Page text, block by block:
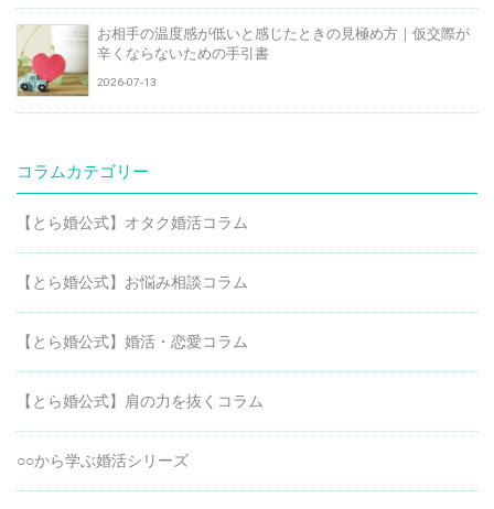
お相手の温度感が低いと感じたときの見極め方｜仮交際が
辛くならないための手引書
2026-07-13
コラムカテゴリー
【とら婚公式】オタク婚活コラム
【とら婚公式】お悩み相談コラム
【とら婚公式】婚活・恋愛コラム
【とら婚公式】肩の力を抜くコラム
○○から学ぶ婚活シリーズ